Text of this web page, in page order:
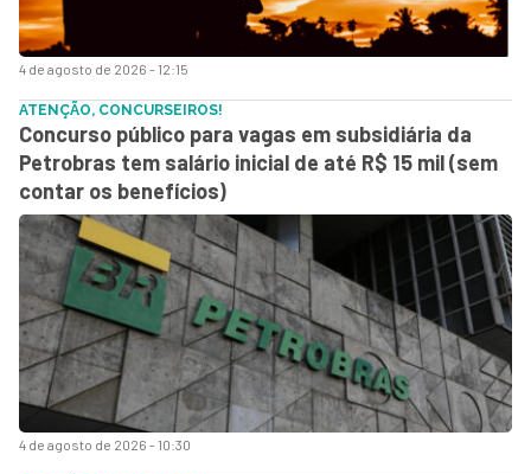
4 de agosto de 2026 - 12:15
4 de agosto de 2026 - 10:30
ATENÇÃO, CONCURSEIROS!
Concurso público para vagas em subsidiária da
Petrobras tem salário inicial de até R$ 15 mil (sem
contar os benefícios)